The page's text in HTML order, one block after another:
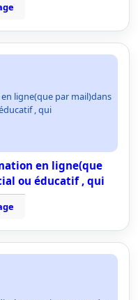
ligne(que par mail)dans
, qui
en ligne(que
ou éducatif , qui